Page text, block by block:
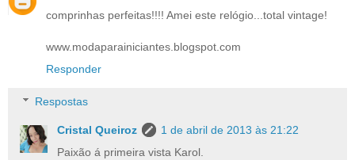
comprinhas perfeitas!!!! Amei este relógio...total vintage!
www.modaparainiciantes.blogspot.com
Responder
Respostas
Cristal Queiroz
1 de abril de 2013 às 21:22
Paixão á primeira vista Karol.